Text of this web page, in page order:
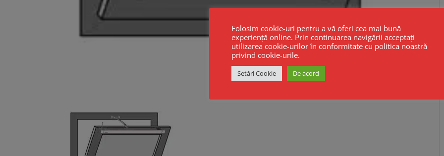
Folosim cookie-uri pentru a vă oferi cea mai bună
experiență online. Prin continuarea navigării acceptați
utilizarea cookie-urilor în conformitate cu politica noastră
privind cookie-urile.
Setări Cookie De acord